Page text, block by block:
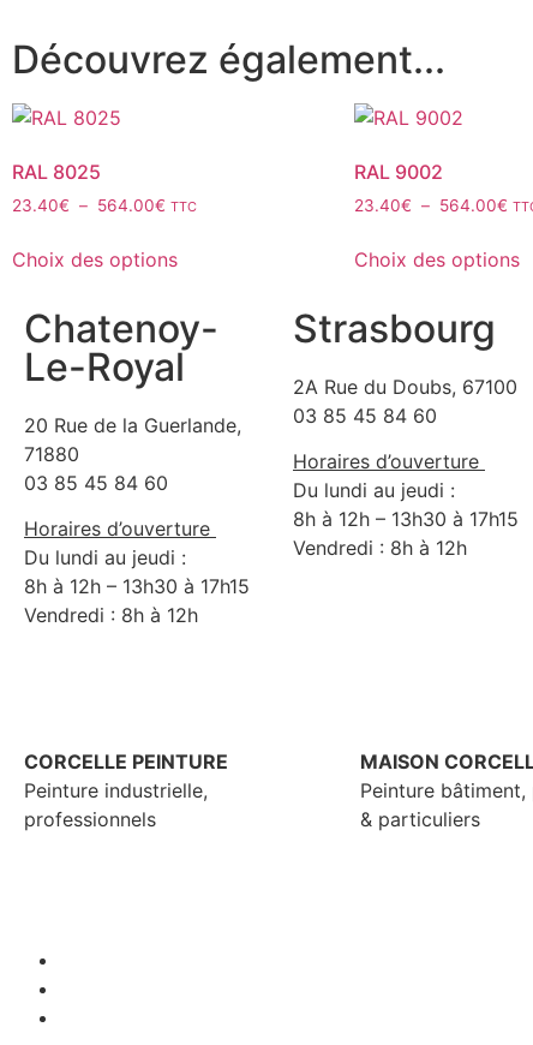
Découvrez également...
RAL 8025
23.40€ – 564.00€ TTC
Choix des options
RAL 9002
23.40€ – 564.00€
Choix des options
Chatenoy-
Le-Royal
20 Rue de la Guerlande,
71880
03 85 45 84 60
Horaires d’ouverture
Du lundi au jeudi :
8h à 12h – 13h30 à 17h15
Vendredi : 8h à 12h
Strasbourg
2A Rue du Doubs, 67100
03 85 45 84 60
Horaires d’ouverture
Du lundi au jeudi :
8h à 12h – 13h30 à 17h15
Vendredi : 8h à 12h
CORCELLE PEINTURE
Peinture industrielle,
professionnels
MAISON
Peinture
& particuliers